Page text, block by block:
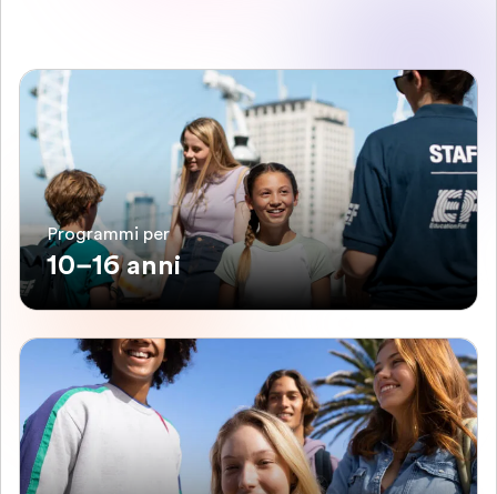
Programmi per
10–16 anni